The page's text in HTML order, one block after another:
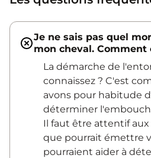
Je ne sais pas quel
mon cheval. Comment
La démarche de
connaissez ? C'est
avons pour habitude
déterminer
Il faut être attentif
que pourrait émettre
pourraient aider à